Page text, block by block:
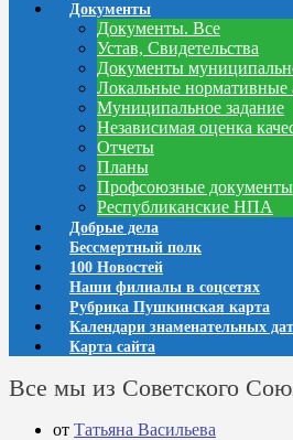
Документы
Документы. Все
Устав, Свидетельства
Документы
Локальные нормативные
Муниципальное задание
Независимая оценка
Отчеты
Планы
Профсоюзные документы
Республиканские НПА
Добрые дела
Бессмертный полк
100 Новостей
Наши филиалы в соцсетях
Рубрика Пушкинская карта
Календари знаменательных дат
Карта сайта
Все мы из Советского
от Татьяна Васильева